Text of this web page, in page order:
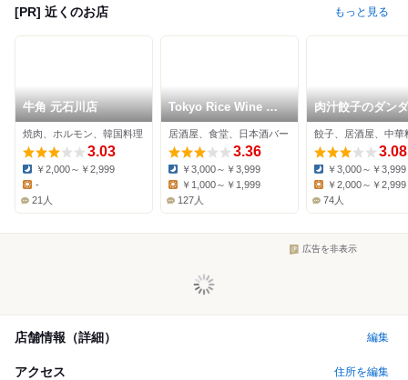
[PR] 近くのお店 もっと見る
牛角 元石川店
焼肉、ホルモン、韓国料理
3.03
Dinner:
￥2,000～￥2,999
Lunch:
-
21人
Tokyo Rice Wine あ
ざみ野店
居酒屋、食堂、日本酒バー
3.36
Dinner:
￥3,000～￥3,999
￥1,000～￥1,999
127人
肉汁餃子のダン
たまプラーザ店
餃子、居酒屋、中華
3.08
Dinner:
￥3,000～￥3,999
Lunch:
￥2,000～￥2,999
74人
広告を非表示
店舗情報（詳細） 編集
アクセス 住所を編集